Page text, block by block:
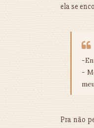
ela se
-
-
Pra não